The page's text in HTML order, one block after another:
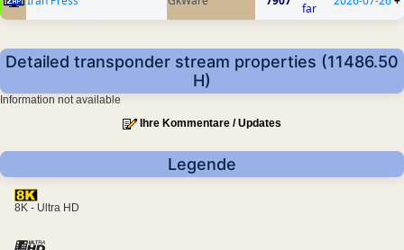
far
Detailed transponder stream properties (11486.50
H)
Information not available
Ihre Kommentare / Updates
Legende
8K - Ultra HD